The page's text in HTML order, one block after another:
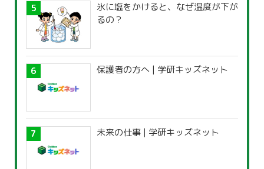
氷に塩をかけると、なぜ温度が下が
るの？
保護者の方へ | 学研キッズネット
未来の仕事 | 学研キッズネット